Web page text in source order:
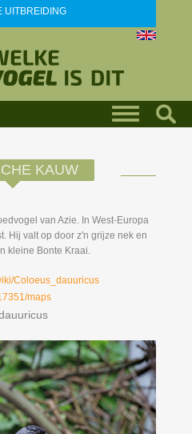
UITBREIDING
KAUW
van Azie. In West-Europa
Hij valt op door z'n grijze nek en
kleine Bonte Kraai.
Coloeus_dauuricus
maps